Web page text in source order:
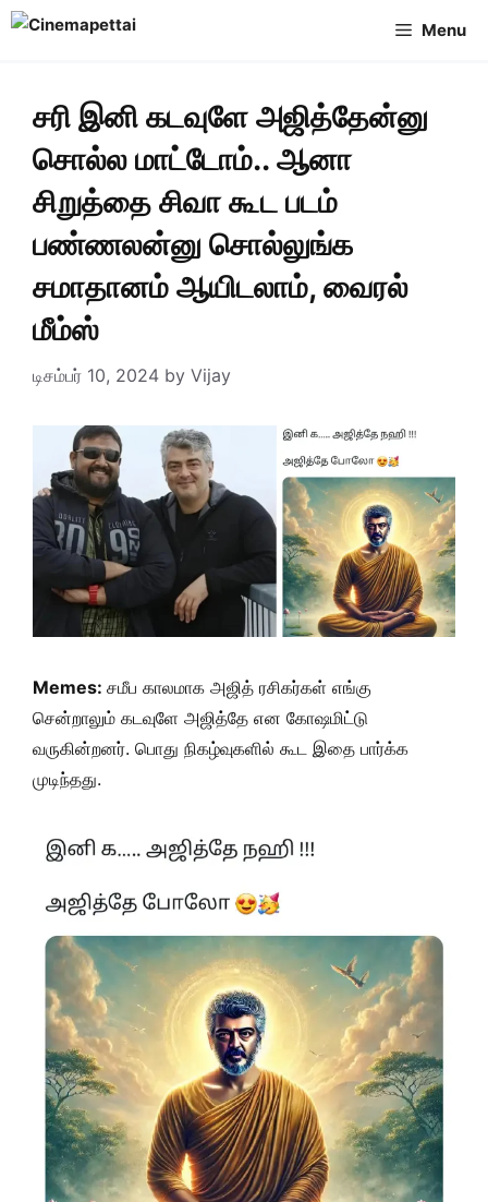
Skip
Menu
சரி இனி கடவுளே அஜித்தேன்னு
சொல்ல மாட்டோம்.. ஆனா
சிறுத்தை சிவா கூட படம்
பண்ணலன்னு சொல்லுங்க
சமாதானம் ஆயிடலாம், வைரல்
மீம்ஸ்
டிசம்பர் 10, 2024 by Vijay
Memes: சமீப காலமாக அஜித் ரசிகர்கள் எங்கு
சென்றாலும் கடவுளே அஜித்தே என கோஷமிட்டு
வருகின்றனர். பொது நிகழ்வுகளில் கூட இதை பார்க்க
முடிந்தது.